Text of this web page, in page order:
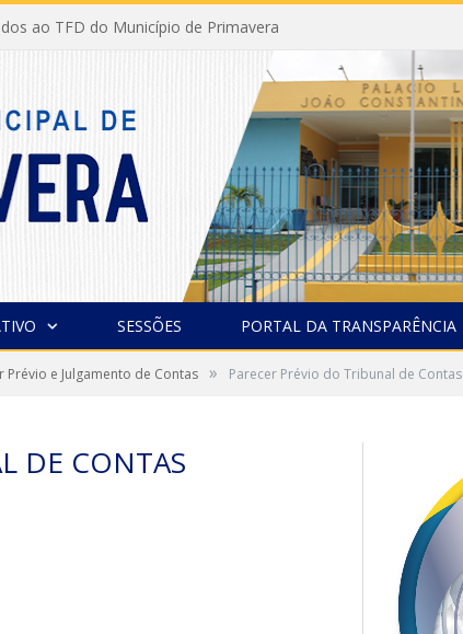
ao TFD do Município de Primavera
SESSÕES PORTAL DA TRANSPARÊNCIA
Prévio e Julgamento de Contas » Parecer Prévio do Tribunal de Contas
DE CONTAS